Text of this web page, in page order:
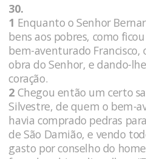
30.
1 Enquanto o Senhor
bens aos pobres, como
bem-aventurado Francisco,
obra do Senhor, e dando-
coração.
2 Chegou então um certo
Silvestre, de quem o bem-
havia comprado pedras
de São Damião, e vendo
gasto por conselho do